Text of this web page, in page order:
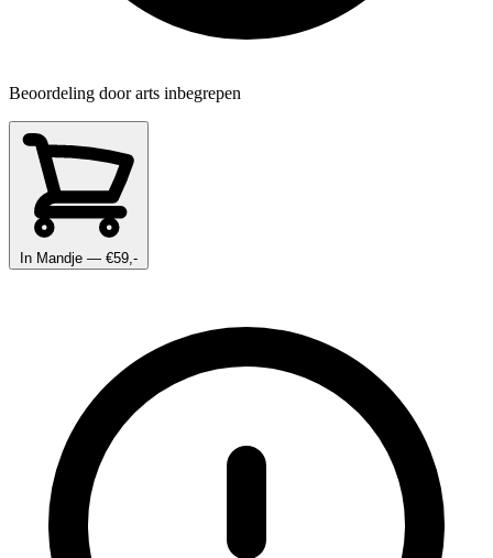
Beoordeling door arts inbegrepen
In Mandje — €59,-